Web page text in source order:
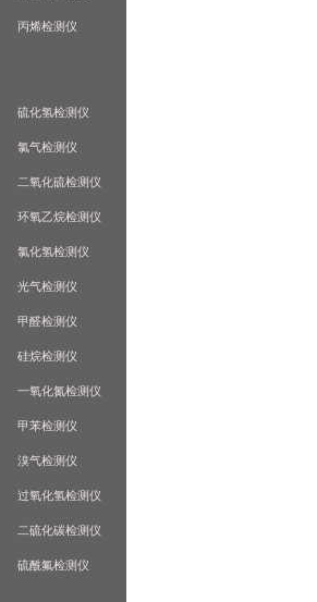
丙烯检测仪
硫化氢检测仪
氯气检测仪
二氧化硫检测仪
环氧乙烷检测仪
氯化氢检测仪
光气检测仪
甲醛检测仪
硅烷检测仪
一氧化氮检测仪
甲苯检测仪
溴气检测仪
过氧化氢检测仪
二硫化碳检测仪
硫酰氟检测仪